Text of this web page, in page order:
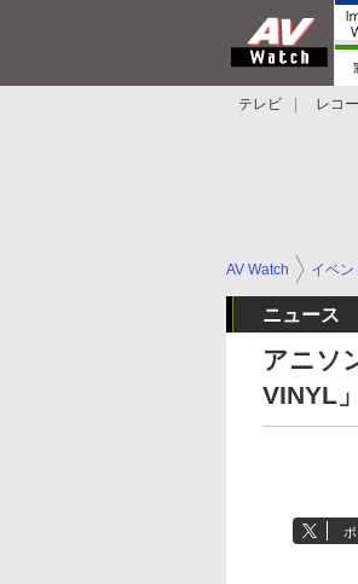
テレビ レコ
AV Watch イベン
ニュース
アニソ
VINYL